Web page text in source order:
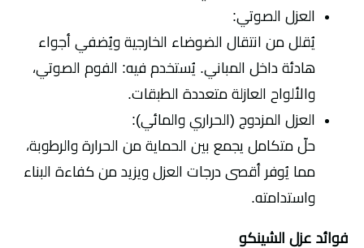
العزل الصوتي:
يُقلل من انتقال الضوضاء الخارجية ويُضفي أجواء
هادئة داخل المباني. يُستخدم فيه: الفوم الصوتي،
والألواح العازلة متعددة الطبقات.
العزل المزدوج (الحراري والمائي):
حلّ متكامل يجمع بين الحماية من الحرارة والرطوبة،
مما يُوفر أقصى درجات العزل ويزيد من كفاءة البناء
واستدامته.
فوائد عزل الشينكو